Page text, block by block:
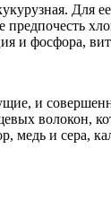
Для
предпочесть
и фосфора,
и
волокон,
медь и сера,